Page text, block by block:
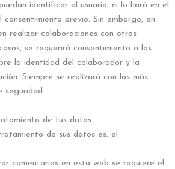
identificar al usuario, ni lo hará en el
previo. Sin embargo, en
realizar colaboraciones con otros
se requerirá consentimiento a los
la identidad del colaborador y la
Siempre se realizará con los más
seguridad.
de tus datos
de sus datos es: el
comentarios en esta web se requiere el